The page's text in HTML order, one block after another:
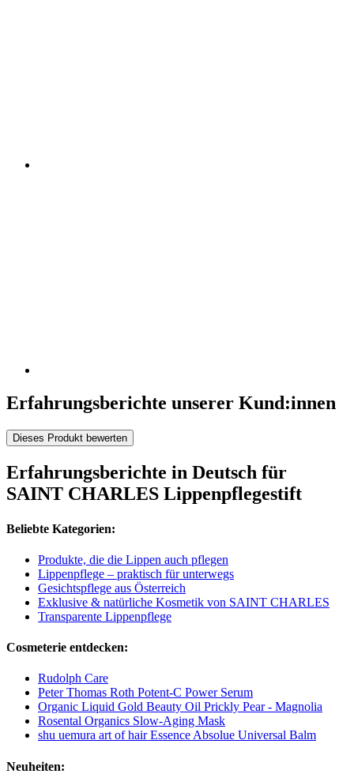
Erfahrungsberichte unserer Kund:innen
Dieses Produkt bewerten
Erfahrungsberichte in Deutsch für
SAINT CHARLES Lippenpflegestift
Beliebte Kategorien:
Produkte, die die Lippen auch pflegen
Lippenpflege – praktisch für unterwegs
Gesichtspflege aus Österreich
Exklusive & natürliche Kosmetik von SAINT CHARLES
Transparente Lippenpflege
Cosmeterie entdecken:
Rudolph Care
Peter Thomas Roth Potent-C Power Serum
Organic Liquid Gold Beauty Oil Prickly Pear - Magnolia
Rosental Organics Slow-Aging Mask
shu uemura art of hair Essence Absolue Universal Balm
Neuheiten: